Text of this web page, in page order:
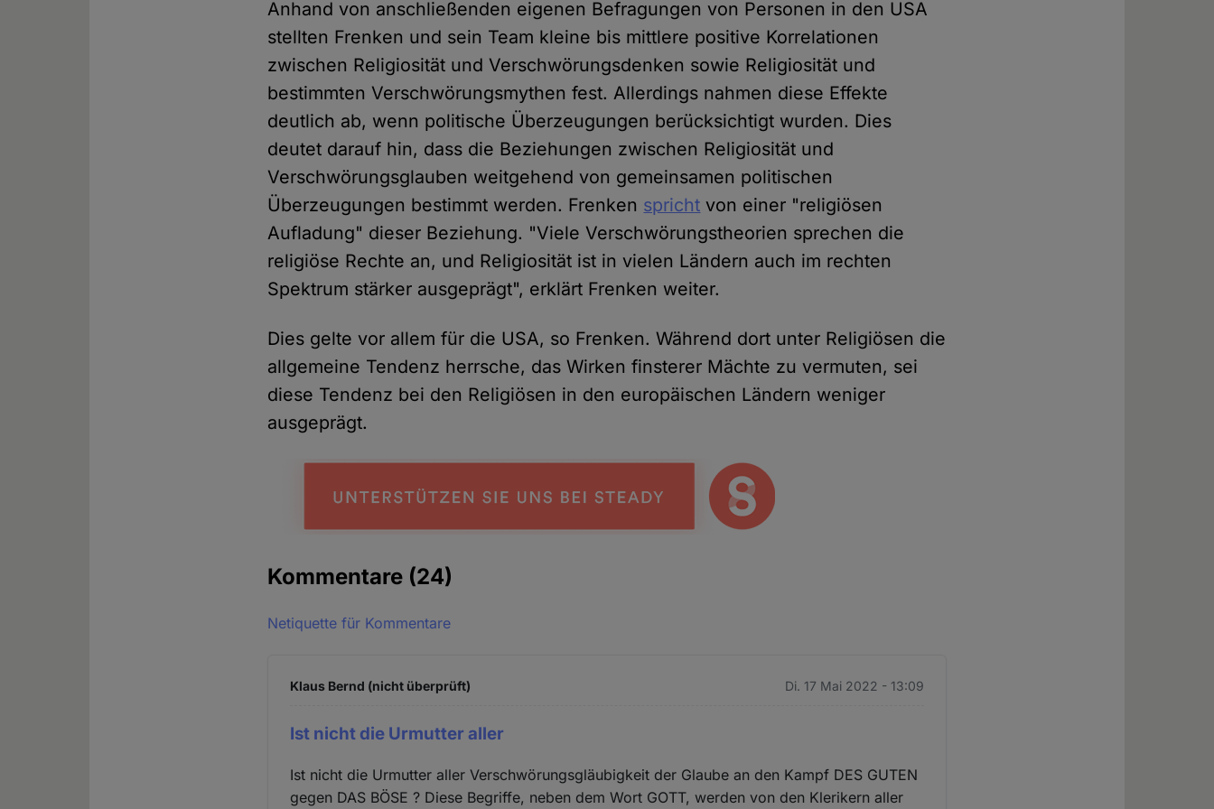
Anhand von anschließenden eigenen Befragungen von Personen in den USA
stellten Frenken und sein Team kleine bis mittlere positive Korrelationen
zwischen Religiosität und Verschwörungsdenken sowie Religiosität und
bestimmten Verschwörungsmythen fest. Allerdings nahmen diese Effekte
deutlich ab, wenn politische Überzeugungen berücksichtigt wurden. Dies
deutet darauf hin, dass die Beziehungen zwischen Religiosität und
Verschwörungsglauben weitgehend von gemeinsamen politischen
Überzeugungen bestimmt werden. Frenken spricht von einer "religiösen
Aufladung" dieser Beziehung. "Viele Verschwörungstheorien sprechen die
religiöse Rechte an, und Religiosität ist in vielen Ländern auch im rechten
Spektrum stärker ausgeprägt", erklärt Frenken weiter.
Dies gelte vor allem für die USA, so Frenken. Während dort unter Religiösen die
allgemeine Tendenz herrsche, das Wirken finsterer Mächte zu vermuten, sei
diese Tendenz bei den Religiösen in den europäischen Ländern weniger
ausgeprägt.
Kommentare (24)
Netiquette für Kommentare
Klaus Bernd (nicht überprüft) Di. 17 Mai 2022 - 13:09
Ist nicht die Urmutter aller
Ist nicht die Urmutter aller Verschwörungsgläubigkeit der Glaube an den Kampf DES GUTEN
gegen DAS BÖSE ? Diese Begriffe, neben dem Wort GOTT, werden von den Klerikern aller